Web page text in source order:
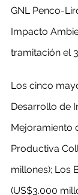
GNL Penco-
Impacto
tramitación el
Los cinco
Desarrollo de
Mejoramiento
Productiva
millones); Los
(US$3.000